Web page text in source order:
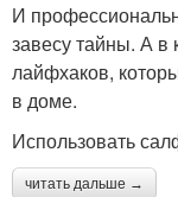
И
завесу тайны. А в
лайфхаков,
в доме.
Использовать
читать дальше →